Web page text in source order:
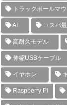
トラックボールマ
AI コスパ
高耐久モデル
伸縮USBケーブル
イヤホン
Raspberry Pi